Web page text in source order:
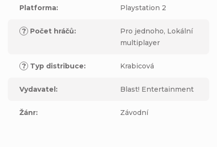
Platforma: Playstation 2
? Počet hráčů:
Pro jednoho, Lokální
multiplayer
? Typ distribuce: Krabicová
Vydavatel: Blast! Entertainment
Žánr: Závodní